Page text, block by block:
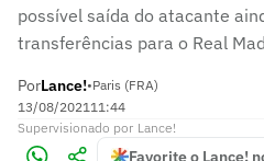
possível saída do atacante
transferências para o Real
PorLance!•Paris (FRA)
13/08/202111:44
Supervisionado por Lance!
Favorite o Lance!